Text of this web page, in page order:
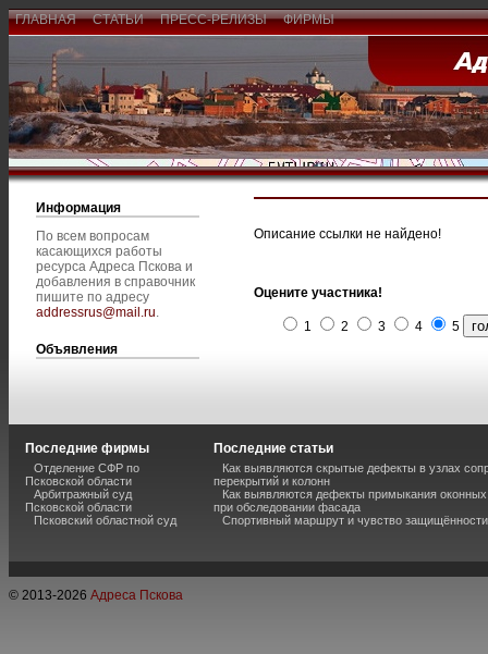
ГЛАВНАЯ СТАТЬИ ПРЕСС-РЕЛИЗЫ ФИРМЫ
Информация
По всем вопросам
касающихся работы
ресурса Адреса Пскова и
добавления в справочник
пишите по адресу
addressrus@mail.ru.
Объявления
Описание ссылки не найдено!
Оцените участника!
1 2 3 4 5
Последние фирмы
Отделение СФР по
Псковской области
Арбитражный суд
Псковской области
Псковский областной суд
Последние статьи
Как выявляются скрытые дефекты в узлах
перекрытий и колонн
Как выявляются дефекты примыкания
при обследовании фасада
Спортивный маршрут и чувство защищённости
© 2013-2026 Адреса Пскова